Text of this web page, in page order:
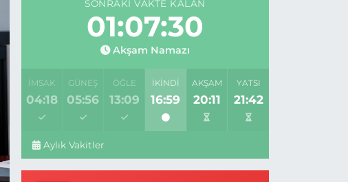
SONRAKI VAKTE KALAN
01:07:29
Akşam Namazı
İMSAK
04:18
GÜNEŞ
05:56
ÖĞLE
13:09
İKINDI
16:59
AKŞAM
20:11
YATSI
21:42
Aylık Vakitler